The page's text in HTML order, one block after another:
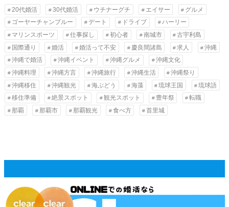
20代婚活 30代婚活 ウチナーグチ エイサー
グルメ
ゴーヤーチャンプルー
デート ドライブ
ハーリー
マリンスポーツ
仕事探し 初心者 南城市
古宇利島
国際通り
婚活 婚活って不安 慶良間諸島 求人
沖縄
沖縄で婚活
沖縄イベント 沖縄グルメ
沖縄文化
沖縄料理
沖縄方言 沖縄旅行 沖縄生活
沖縄祭り
沖縄移住
沖縄観光 海ぶどう 海藻 琉球王国
琉球語
移住準備
絶景スポット 観光スポット 豊年祭
転職
那覇
那覇市 那覇観光 食べ方 首里城